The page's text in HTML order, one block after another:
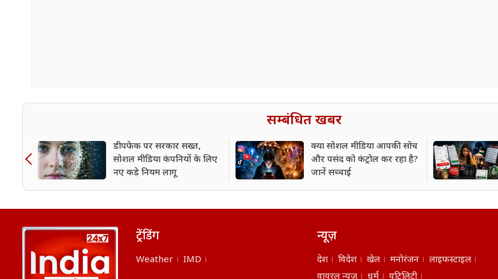
सम्बंधित खबर
डीपफेक पर सरकार सख्त,
सोशल मीडिया कंपनियों के लिए
नए कड़े नियम लागू
क्या सोशल मीडिया आपकी सोच
और पसंद को कंट्रोल कर रहा है?
जानें सच्चाई
ट्रेंडिंग
Weather IMD
न्यूज़
देश विदेश खेल मनोरंजन
लाइफस्टाइल